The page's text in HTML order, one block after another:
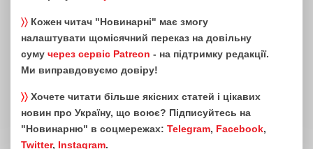
〉〉 Кожен читач "Новинарні" має змогу
налаштувати щомісячний переказ на довільну
суму через сервіс Patreon - на підтримку редакції.
Ми виправдовуємо довіру!
〉〉 Хочете читати більше якісних статей і цікавих
новин про Україну, що воює? Підписуйтесь на
"Новинарню" в соцмережах: Telegram, Facebook,
Twitter, Instagram.